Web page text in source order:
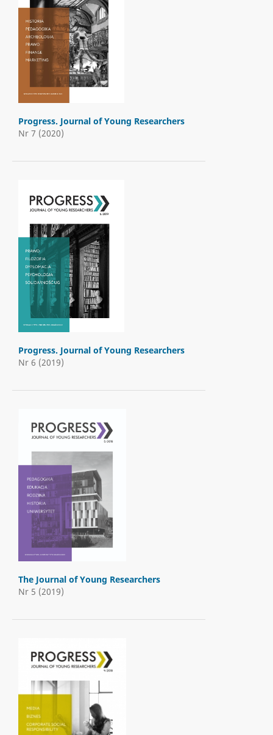
Progress. Journal of Young Researchers
Nr 7 (2020)
Progress. Journal of Young Researchers
Nr 6 (2019)
The Journal of Young Researchers
Nr 5 (2019)